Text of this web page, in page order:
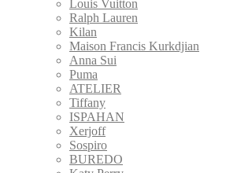
Louis Vuitton
Ralph Lauren
Kilan
Maison Francis Kurkdjian
Anna Sui
Puma
ATELIER
Tiffany
ISPAHAN
Xerjoff
Sospiro
BUREDO